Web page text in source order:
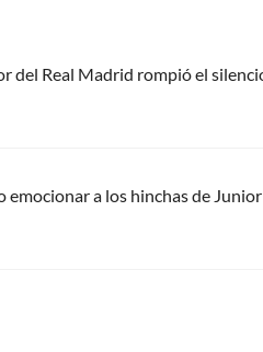
del Real Madrid rompió el
emocionar a los hinchas de